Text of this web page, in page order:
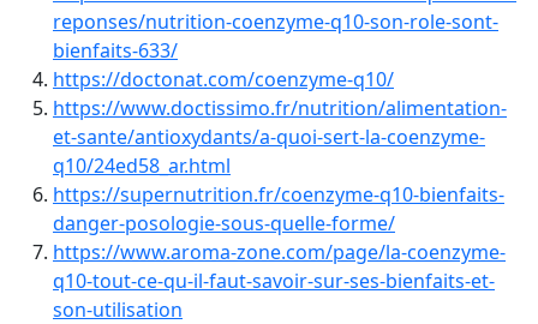
reponses/nutrition-coenzyme-q10-son-role-sont-
bienfaits-633/
https://doctonat.com/coenzyme-q10/
https://www.doctissimo.fr/nutrition/alimentation-
et-sante/antioxydants/a-quoi-sert-la-coenzyme-
q10/24ed58_ar.html
https://supernutrition.fr/coenzyme-q10-bienfaits-
danger-posologie-sous-quelle-forme/
https://www.aroma-zone.com/page/la-coenzyme-
q10-tout-ce-qu-il-faut-savoir-sur-ses-bienfaits-et-
son-utilisation